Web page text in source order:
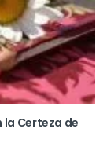
la Certeza de